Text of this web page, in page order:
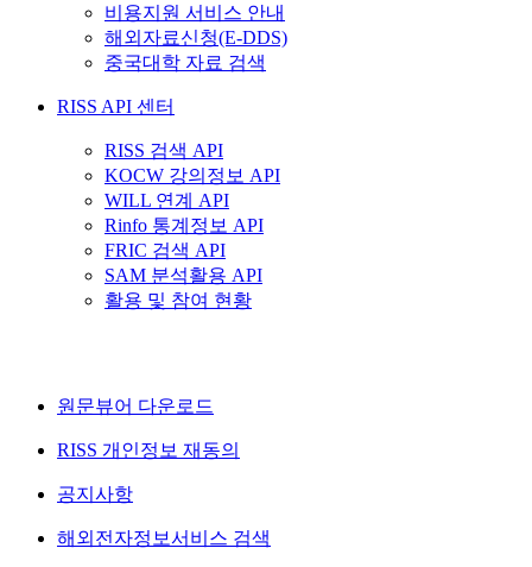
비용지원 서비스 안내
해외자료신청(E-DDS)
중국대학 자료 검색
RISS API 센터
RISS 검색 API
KOCW 강의정보 API
WILL 연계 API
Rinfo 통계정보 API
FRIC 검색 API
SAM 분석활용 API
활용 및 참여 현황
원문뷰어 다운로드
RISS 개인정보 재동의
공지사항
해외전자정보서비스 검색